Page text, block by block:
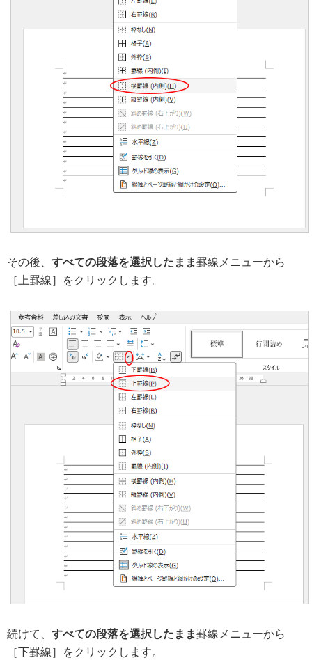
その後、 すべての段落を選択したまま罫線メニューから
［上罫線］をクリックします。
続けて、 すべての段落を選択したまま罫線メニューから
［下罫線］をクリックします。